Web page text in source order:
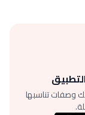
وصفات تناسبها